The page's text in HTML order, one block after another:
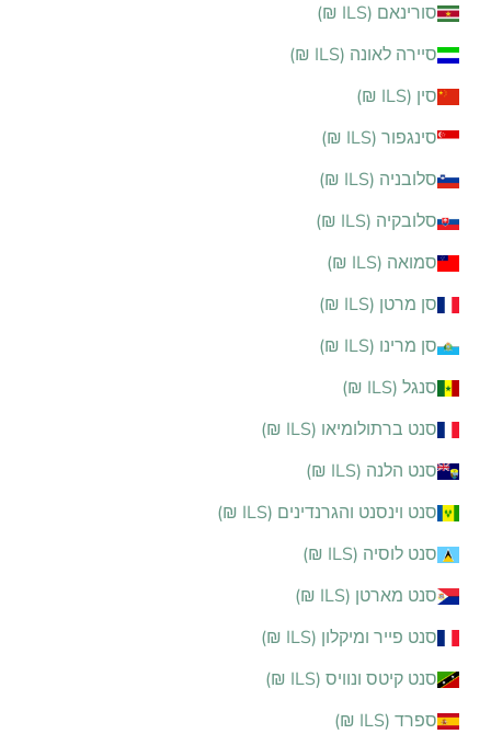
סורינאם (ILS ₪)
סיירה לאונה (ILS ₪)
סין (ILS ₪)
סינגפור (ILS ₪)
סלובניה (ILS ₪)
סלובקיה (ILS ₪)
סמואה (ILS ₪)
סן מרטן (ILS ₪)
סן מרינו (ILS ₪)
סנגל (ILS ₪)
סנט ברתולומיאו (ILS ₪)
סנט הלנה (ILS ₪)
סנט וינסנט והגרנדינים (ILS ₪)
סנט לוסיה (ILS ₪)
סנט מארטן (ILS ₪)
סנט פייר ומיקלון (ILS ₪)
סנט קיטס ונוויס (ILS ₪)
ספרד (ILS ₪)